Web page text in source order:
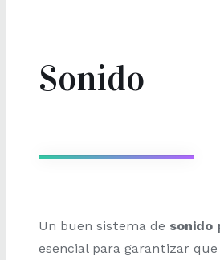
Sonido
Un buen sistema de sonido
esencial para garantizar que